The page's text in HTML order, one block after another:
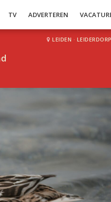
TV ADVERTEREN
LEIDEN · LEIDERDORP